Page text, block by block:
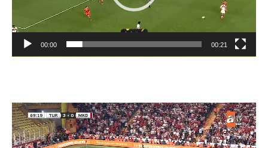
00:00 00:21
Video
Player